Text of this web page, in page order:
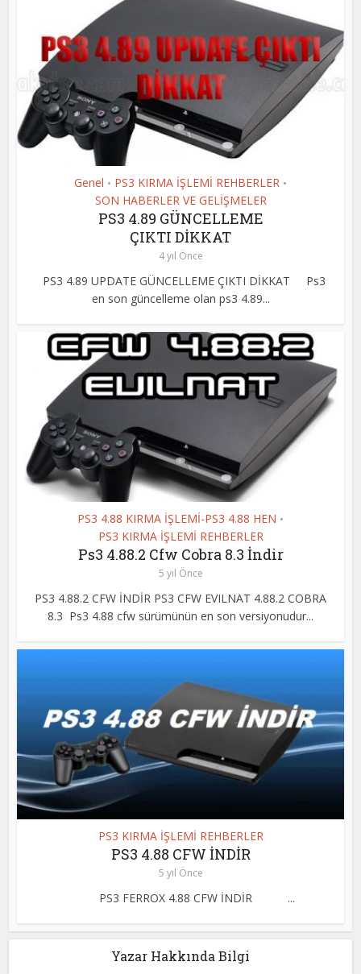
Genel • PS3 KIRMA İŞLEMİ REHBERLER •
SON HABERLER VE GELİŞMELER
PS3 4.89 GÜNCELLEME
ÇIKTI DİKKAT
4 yıl Önce
PS3 4.89 UPDATE GÜNCELLEME ÇIKTI DİKKAT Ps3
en son güncelleme olan ps3 4.89...
PS3 4.88 KIRMA İŞLEMİ-PS3 4.88 HEN •
PS3 KIRMA İŞLEMİ REHBERLER
Ps3 4.88.2 Cfw Cobra 8.3 İndir
5 yıl Önce
PS3 4.88.2 CFW İNDİR PS3 CFW EVILNAT 4.88.2 COBRA
8.3 Ps3 4.88 cfw sürümünün en son versiyonudur...
PS3 KIRMA İŞLEMİ REHBERLER
PS3 4.88 CFW İNDİR
5 yıl Önce
PS3 FERROX 4.88 CFW İNDİR ...
Yazar Hakkında Bilgi